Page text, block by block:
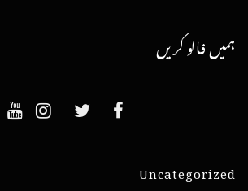
ہمیں فالو کریں
Uncategorized